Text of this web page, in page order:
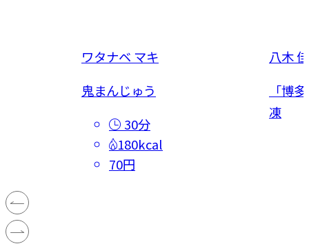
ワタナベ マキ
鬼まんじゅう
30分
180kcal
70円
八木
「博
凍